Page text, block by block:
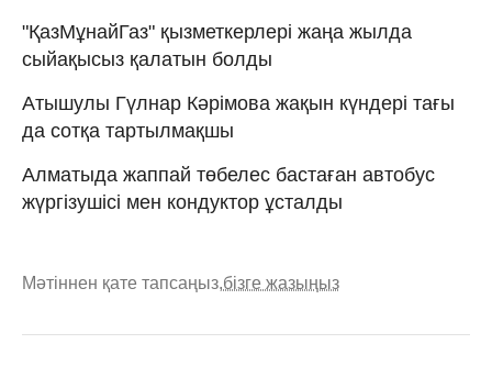
"ҚазМұнайГаз" қызметкерлері жаңа жылда
сыйақысыз қалатын болды
Атышулы Гүлнар Кәрімова жақын күндері тағы
да сотқа тартылмақшы
Алматыда жаппай төбелес бастаған автобус
жүргізушісі мен кондуктор ұсталды
Мәтіннен қате тапсаңыз,бізге жазыңыз